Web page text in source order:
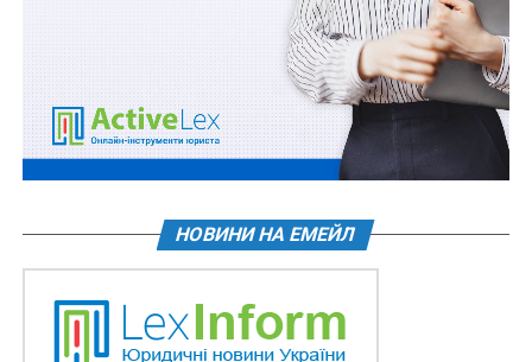
НОВИНИ НА ЕМЕЙЛ